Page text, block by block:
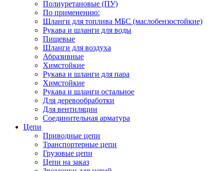
Полиуретановые (ПУ)
По применению:
Шланги для топлива МБС (маслобензостойкие)
Рукава и шланги для воды
Пищевые
Шланги для воздуха
Абразивные
Химстойкие
Рукава и шланги для пара
Химстойкие
Рукава и шланги остальное
Для деревообработки
Для вентиляции
Соединительная арматура
Цепи
Приводные цепи
Транспортерные цепи
Грузовые цепи
Цепи на заказ